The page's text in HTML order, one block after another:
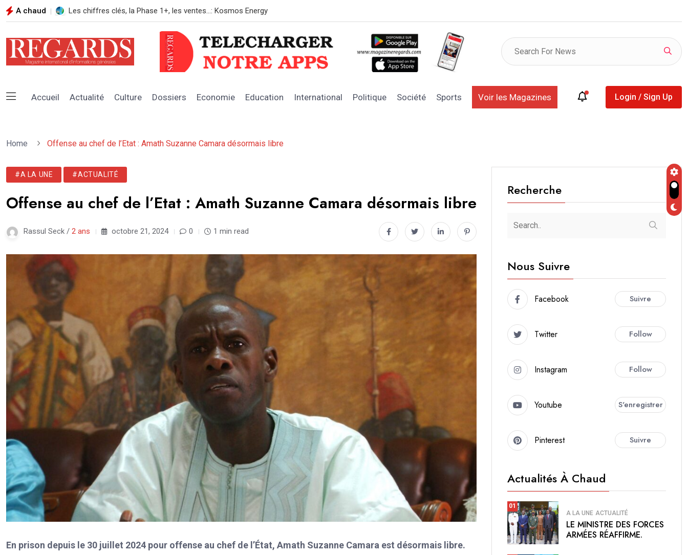
A chaud REGARDS N*108 AOUT 2026
Accueil Actualité Culture Dossiers Economie Education International Politique Société Sports Voir les Magazines Login / Sign Up
Home Offense au chef de l’Etat : Amath Suzanne Camara désormais libre
#A LA UNE #ACTUALITÉ
Offense au chef de l’Etat : Amath Suzanne Camara désormais libre
Rassul Seck / 2 ans octobre 21, 2024 0 1 min read
En prison depuis le 30 juillet 2024 pour offense au chef de l’État, Amath Suzanne Camara est désormais libre.
Recherche
Nous Suivre
Facebook Suivre
Twitter Follow
Instagram Follow
Youtube S'enregistrer
Pinterest Suivre
Actualités À Chaud
01
A LA UNE ACTUALITÉ
LE MINISTRE DES FORCES
ARMÉES RÉAFFIRME.